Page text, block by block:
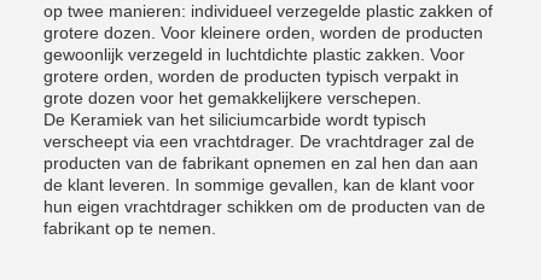
op twee manieren: individueel verzegelde plastic zakken of
grotere dozen. Voor kleinere orden, worden de producten
gewoonlijk verzegeld in luchtdichte plastic zakken. Voor
grotere orden, worden de producten typisch verpakt in
grote dozen voor het gemakkelijkere verschepen.
De Keramiek van het siliciumcarbide wordt typisch
verscheept via een vrachtdrager. De vrachtdrager zal de
producten van de fabrikant opnemen en zal hen dan aan
de klant leveren. In sommige gevallen, kan de klant voor
hun eigen vrachtdrager schikken om de producten van de
fabrikant op te nemen.